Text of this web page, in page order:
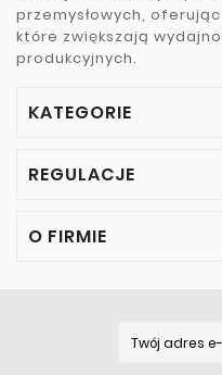
przemysłowych,
które zwiększają
produkcyjnych.
KATEGORIE
REGULACJE
O FIRMIE